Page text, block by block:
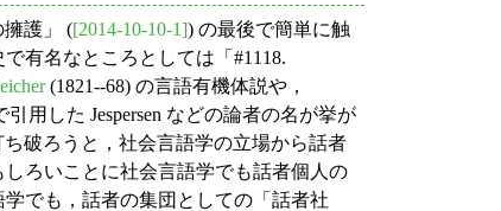
護」 ([2014-10-10-1]) の最後で簡単に触
有名なところとしては「#1118.
(1821--68) の言語有機体説や，
引用した Jespersen などの論者の名が挙が
破ろうと，社会言語学の立場から話者
ろいことに社会言語学でも話者個人の
でも，話者の集団としての「話者社